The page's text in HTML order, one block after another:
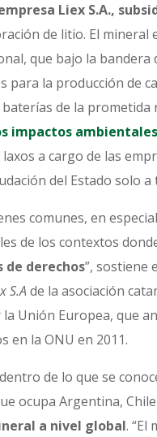
Liex S.A.,
de litio. El mineral
que bajo la bandera
para la producción de
de la
impactos ambientales
a cargo de las
del Estado solo
comunes, en
de los contextos
de derechos”, sostiene
S.A de la asociación
Unión Europea, que
en la ONU en 2011.
de lo que se
ocupa Argentina,
a nivel global. “El